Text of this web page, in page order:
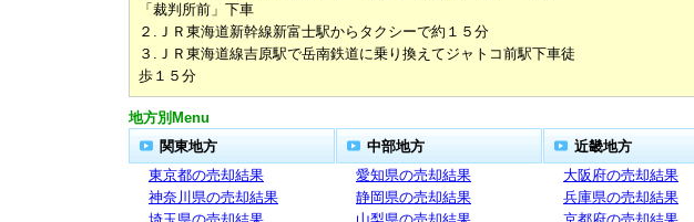
「裁判所前」下車
２.ＪＲ東海道新幹線新富士駅からタクシーで約１５分
３.ＪＲ東海道線吉原駅で岳南鉄道に乗り換えてジャトコ前駅下車徒
歩１５分
地方別Menu
関東地方
東京都の売却結果
神奈川県の売却結果
中部地方
愛知県の売却結果
静岡県の売却結果
近畿地方
大阪府の売却結果
兵庫県の売却結果